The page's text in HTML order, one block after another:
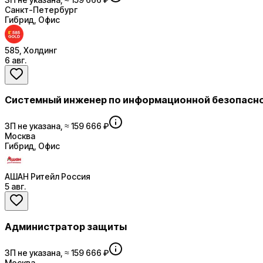
Санкт-Петербург
Гибрид, Офис
585, Холдинг
6 авг.
Системный инженер по информационной
ЗП не указана, ≈ 159 666 ₽
Москва
Гибрид, Офис
АШАН Ритейл Россия
5 авг.
Администратор защиты
ЗП не указана, ≈ 159 666 ₽